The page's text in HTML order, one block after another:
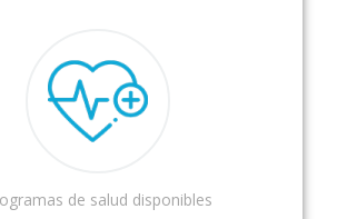
de salud disponibles